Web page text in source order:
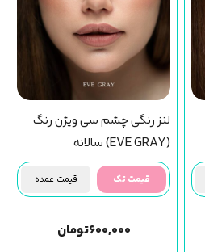
لنز رنگی چشم سی ویژن رنگ
(EVE GRAY) سالانه
قیمت تک قیمت عمده
۶۰۰,۰۰۰تومان